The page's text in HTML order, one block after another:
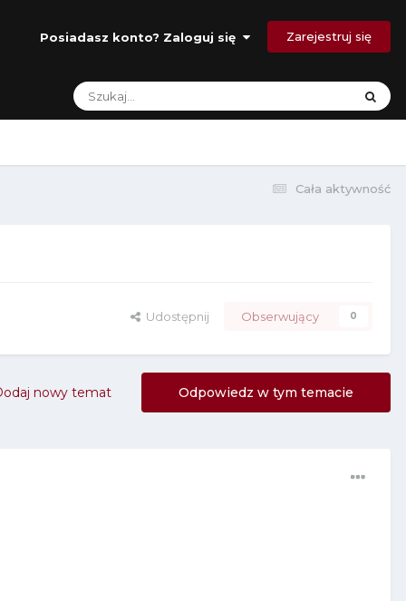
Posiadasz konto? Zaloguj się Zarejestruj się
Cała aktywność
Udostępnij Obserwujący 0
Odpowiedz w tym temacie
nowy temat